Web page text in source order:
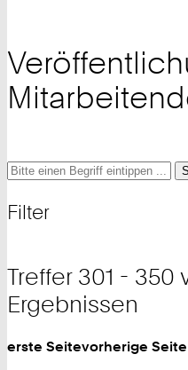
Suche
und
Suche
Suche
Filter
Treffer 301 - 350
Ergebnissen
Blättern
erste Seitevorherige Seite